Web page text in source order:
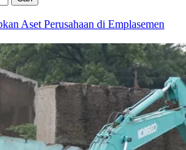
Aset Perusahaan di Emplasemen